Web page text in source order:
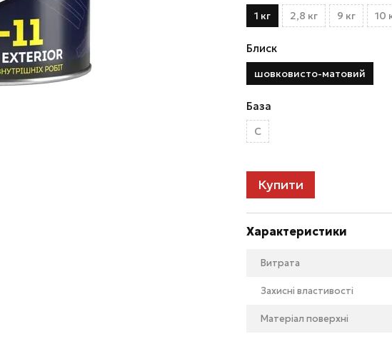
1 кг 2,8 кг 9 кг 10
Блиск
шовковисто-матовий
База
C
Купити
Характеристики
Витрата
Захисні властивості
Матеріал поверхні